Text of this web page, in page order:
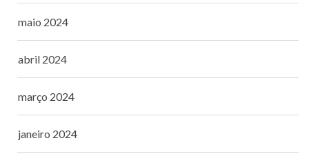
maio 2024
abril 2024
março 2024
janeiro 2024